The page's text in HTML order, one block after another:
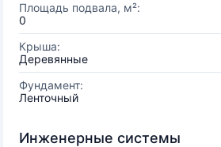
Площадь подвала, м²:
0
Крыша:
Деревянные
Фундамент:
Ленточный
Инженерные системы